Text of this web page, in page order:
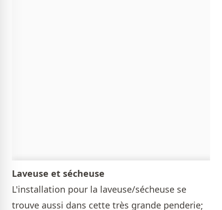
Laveuse et sécheuse
L'installation pour la laveuse/sécheuse se
trouve aussi dans cette très grande penderie;